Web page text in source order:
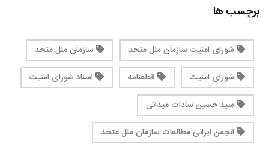
برچسب ها
شورای امنیت سازمان ملل متحد
سازمان ملل متحد
شورای امنیت
قطعنامه
اسناد شورای امنیت
سید حسین سادات میدانی
انجمن ایرانی مطالعات سازمان ملل متحد